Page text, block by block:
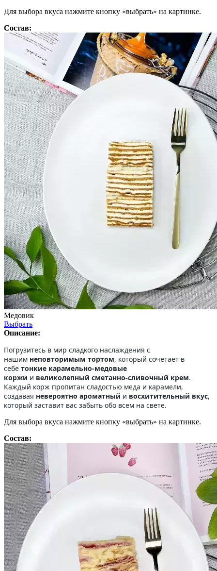
Для выбора вкуса нажмите кнопку «выбрать» на картинке.
Состав:
Медовик
Выбрать
Описание:
Погрузитесь в мир сладкого наслаждения с
нашим неповторимым тортом, который сочетает в
себе тонкие карамельно-медовые
коржи и великолепный сметанно-сливочный крем.
Каждый корж пропитан сладостью меда и карамели,
создавая невероятно ароматный и восхитительный вкус,
который заставит вас забыть обо всем на свете.
Для выбора вкуса нажмите кнопку «выбрать» на картинке.
Состав: